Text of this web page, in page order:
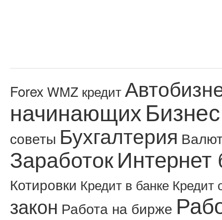
Forex WMZ кредит
начинающих
советы Бухгалтерия
ЗаработокИнтернет
Котировки Кредит в банке Кредит
закон Работа на бирже